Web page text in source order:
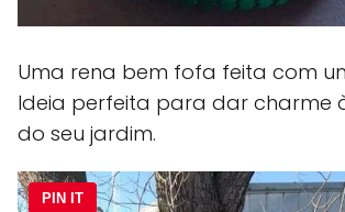
Uma rena bem fofa feita com
Ideia perfeita para dar charme
do seu jardim.
PIN IT